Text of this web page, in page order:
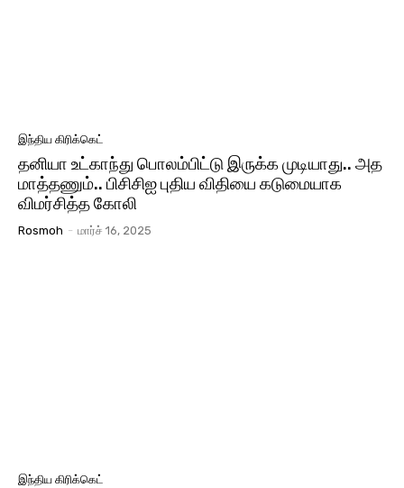
இந்திய கிரிக்கெட்
தனியா உட்காந்து பொலம்பிட்டு இருக்க முடியாது.. அத
மாத்தணும்.. பிசிசிஐ புதிய விதியை கடுமையாக
விமர்சித்த கோலி
Rosmoh - மார்ச் 16, 2025
இந்திய கிரிக்கெட்